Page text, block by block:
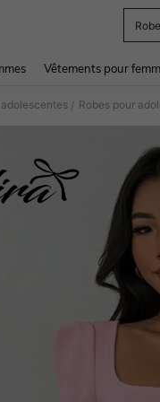
Robe
Vêtements pour
/ Robes pour